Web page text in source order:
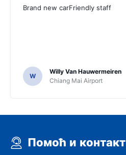
Brand new carFriendly staff
W
Willy Van Hauwermeiren
Chiang Mai Airport
Помоћ и контакт